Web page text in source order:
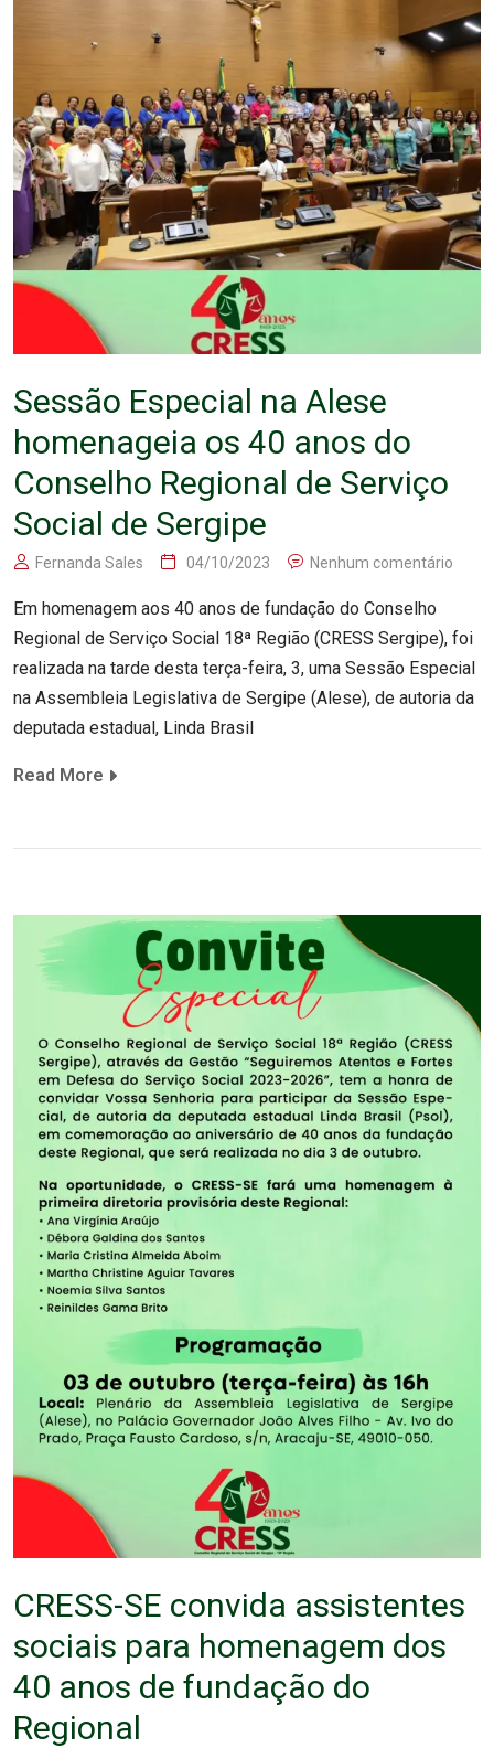
Sessão Especial na Alese
homenageia os 40 anos do
Conselho Regional de Serviço
Social de Sergipe
Fernanda Sales 04/10/2023 Nenhum comentário
Em homenagem aos 40 anos de fundação do Conselho
Regional de Serviço Social 18ª Região (CRESS Sergipe), foi
realizada na tarde desta terça-feira, 3, uma Sessão Especial
na Assembleia Legislativa de Sergipe (Alese), de autoria da
deputada estadual, Linda Brasil
Read More
CRESS-SE convida assistentes
sociais para homenagem dos
40 anos de fundação do
Regional